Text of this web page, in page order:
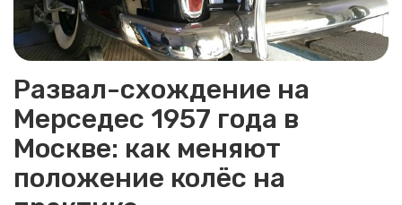
Развал-схождение на
Мерседес 1957 года в
Москве: как меняют
положение колёс на